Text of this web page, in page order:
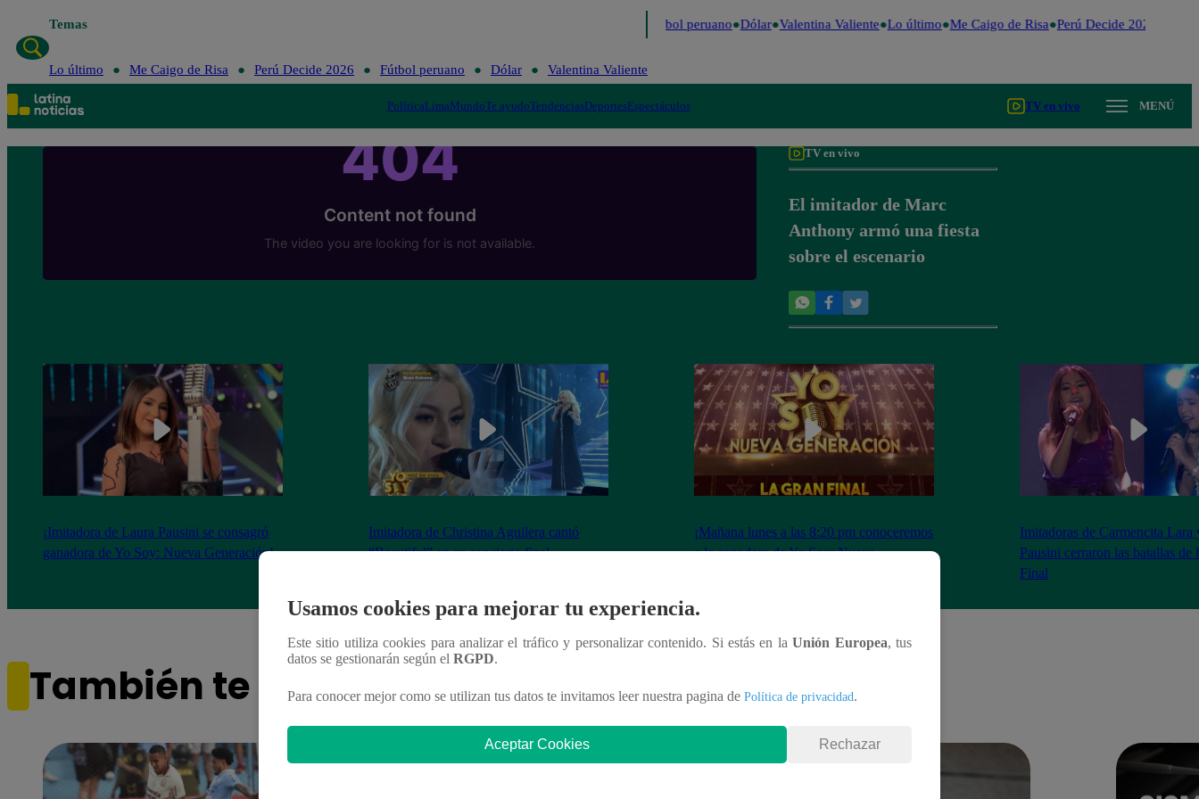
Temas Fútbol peruano Dólar Valentina Valiente Lo último Me Caigo de Risa Perú Decide 2026
Lo último Me Caigo de Risa Perú Decide 2026 Fútbol peruano Dólar Valentina Valiente
PolíticaLimaMundoTe ayudoTendenciasDeportesEspectáculos TV en vivo MENÚ
TV en vivo
El imitador de Marc
Anthony armó una fiesta
sobre el escenario
¡Imitadora de Laura Pausini se consagró
ganadora de Yo Soy: Nueva Generación!
Imitadora de Christina Aguilera cantó
“Beautiful” en su concierto final
¡Mañana lunes a las 8:20 pm conoceremos
a la ganadora de Yo Soy: Nueva
Imitadoras de Carmencita Lara
Pausini cerraron las batallas de
Final
También te puede interesar
Usamos cookies para mejorar tu experiencia.
Este sitio utiliza cookies para analizar el tráfico y personalizar contenido. Si estás en laUnión Europea, tus
datos se gestionarán según el RGPD.
Para conocer mejor como se utilizan tus datos te invitamos leer nuestra pagina de Política de privacidad.
Aceptar Cookies Rechazar